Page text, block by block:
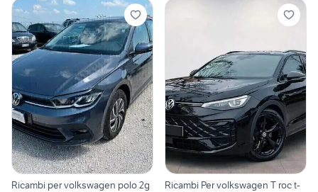
Ricambi per volkswagen polo 2g
Ricambi Per volkswagen T roc t-